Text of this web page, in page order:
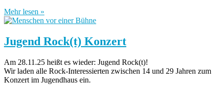
Mehr lesen »
Jugend Rock(t) Konzert
Am 28.11.25 heißt es wieder: Jugend Rock(t)!
Wir laden alle Rock-Interessierten zwischen 14 und 29 Jahren zum
Konzert im Jugendhaus ein.